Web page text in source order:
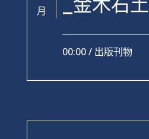
月
_金木石土
00:00 / 出版刊物